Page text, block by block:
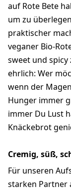
auf Rote Bete
um zu
praktischer
veganer Bio-
sweet und spicy
ehrlich: Wer
wenn der
Hunger immer
immer Du Lust
Knäckebrot
Cremig, süß,
Für unseren
starken Partner